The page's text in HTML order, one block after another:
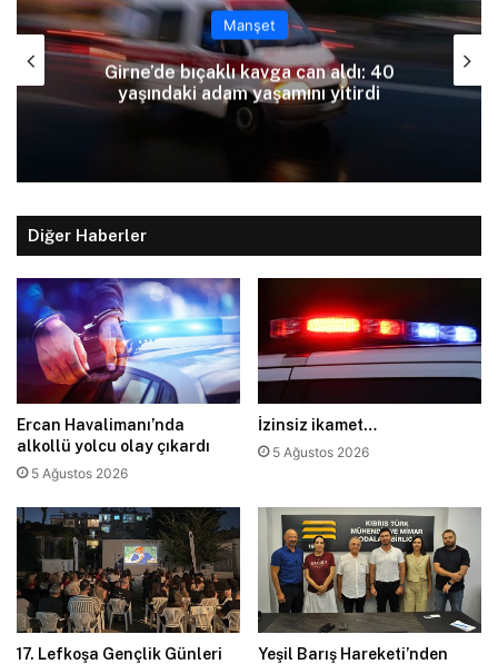
Manşet
Haftalık trafik raporu: 73 kaza, 1 ölü, 21
yaralı
Diğer Haberler
Ercan Havalimanı’nda
alkollü yolcu olay çıkardı
5 Ağustos 2026
İzinsiz ikamet…
5 Ağustos 2026
17. Lefkoşa Gençlik Günleri
Yeşil Barış Hareketi’nden